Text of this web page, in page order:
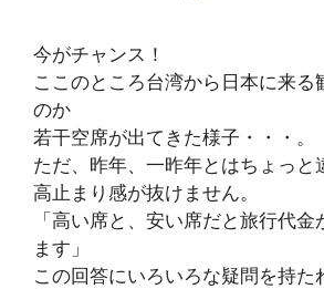
今がチャンス！
ここのところ台湾から日本に来る
のか
若干空席が出てきた様子・・・。
ただ、昨年、一昨年とはちょっと
高止まり感が抜けません。
「高い席と、安い席だと旅行代金
ます」
この回答にいろいろな疑問を持た